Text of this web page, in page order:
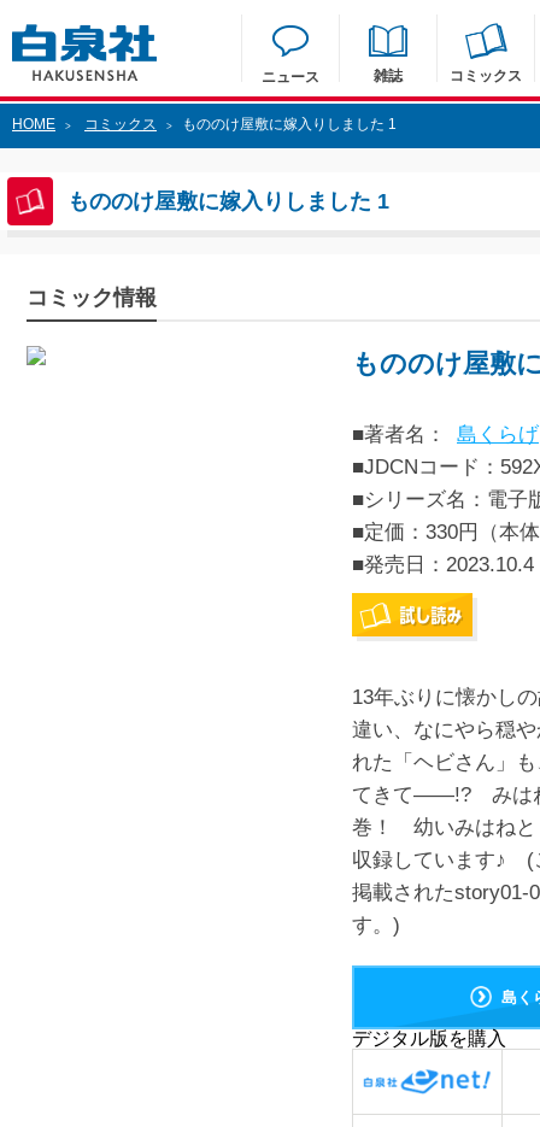
ニュース 雑誌 コミックス
HOME > コミックス > もののけ屋敷に嫁入りしました 1
もののけ屋敷に嫁入りしました 1
コミック情報
もののけ屋敷
■著者名：
島くらげ
■JDCNコード：
■シリーズ名：電子
■定価：330円（本
■発売日： 2023.10.4
13年ぶりに懐かし
違い、なにやら穏
れた「ヘビさん」
てきて――!? みはね
巻！ 幼いみはねと
収録しています♪ (
掲載されたstory01-
す。)
島く
デジタル版を購入